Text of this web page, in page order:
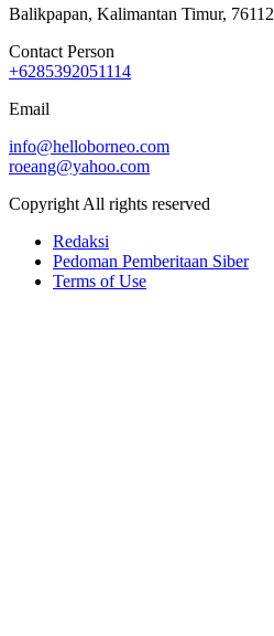
Balikpapan, Kalimantan Timur, 76112
Contact Person
+6285392051114
Email
info@helloborneo.com
roeang@yahoo.com
Copyright All rights reserved
Redaksi
Pedoman Pemberitaan Siber
Terms of Use